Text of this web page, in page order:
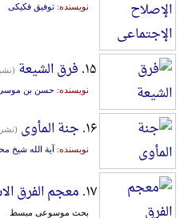
نویسنده: توفیق فکیکی
۱۵. فرق الشیعة
نویسنده: حسن بن موسی
۱۶. جنة المأوی
نویسنده: آیة الله شیخ
۱۷. معجم الفرق
بحث موسوعی مبسط